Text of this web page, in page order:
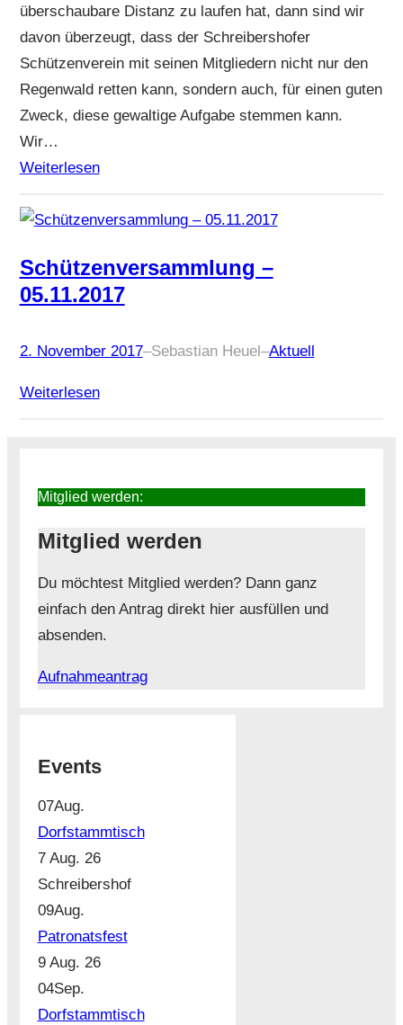
überschaubare Distanz zu laufen hat, dann sind wir
davon überzeugt, dass der Schreibershofer
Schützenverein mit seinen Mitgliedern nicht nur den
Regenwald retten kann, sondern auch, für einen guten
Zweck, diese gewaltige Aufgabe stemmen kann.
Wir…
Weiterlesen
Schützenversammlung –
05.11.2017
2. November 2017–Sebastian Heuel–Aktuell
Weiterlesen
Mitglied werden:
Mitglied werden
Du möchtest Mitglied werden? Dann ganz
einfach den Antrag direkt hier ausfüllen und
absenden.
Aufnahmeantrag
Events
07Aug.
Dorfstammtisch
7 Aug. 26
Schreibershof
09Aug.
Patronatsfest
9 Aug. 26
04Sep.
Dorfstammtisch